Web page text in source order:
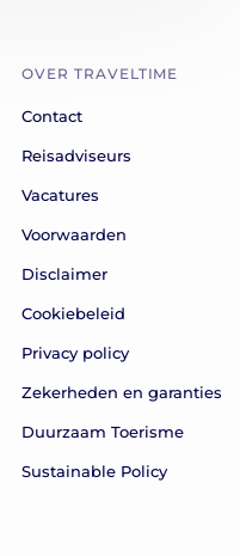
OVER TRAVELTIME
Contact
Reisadviseurs
Vacatures
Voorwaarden
Disclaimer
Cookiebeleid
Privacy policy
Zekerheden en garanties
Duurzaam Toerisme
Sustainable Policy